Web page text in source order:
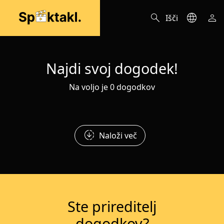
search Išči language person
Najdi svoj dogodek!
Na voljo je 0 dogodkov
downloading Naloži več
Ste prireditelj